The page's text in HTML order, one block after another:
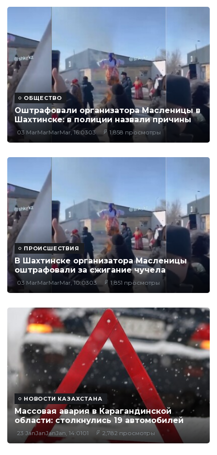
ОБЩЕСТВО
Оштрафовали организатора Масленицы в
Шахтинске: в полиции назвали причины
03 MarMarMarMar, 16:0303 1,858 просмотры
ПРОИСШЕСТВИЯ
В Шахтинске организатора Масленицы
оштрафовали за сжигание чучела
03 MarMarMarMar, 10:0303 1,851 просмотры
НОВОСТИ КАЗАХСТАНА
Массовая авария в Карагандинской
области: столкнулись 19 автомобилей
23 JanJanJanJan, 14:0101 2,782 просмотры